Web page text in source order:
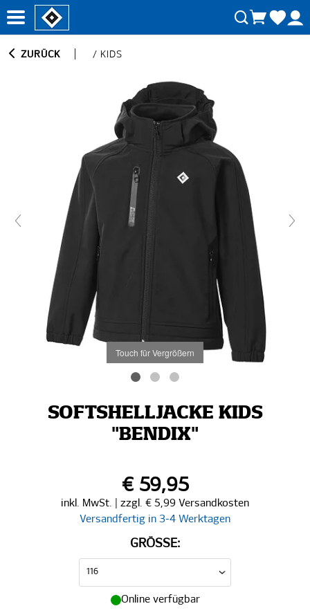
ZURÜCK / KIDS
Touch für Vergrößern
SOFTSHELLJACKE KIDS
"BENDIX"
€ 59,95
inkl. MwSt. | zzgl. € 5,99 Versandkosten
Versandfertig in 3-4 Werktagen
GRÖSSE:
Online verfügbar